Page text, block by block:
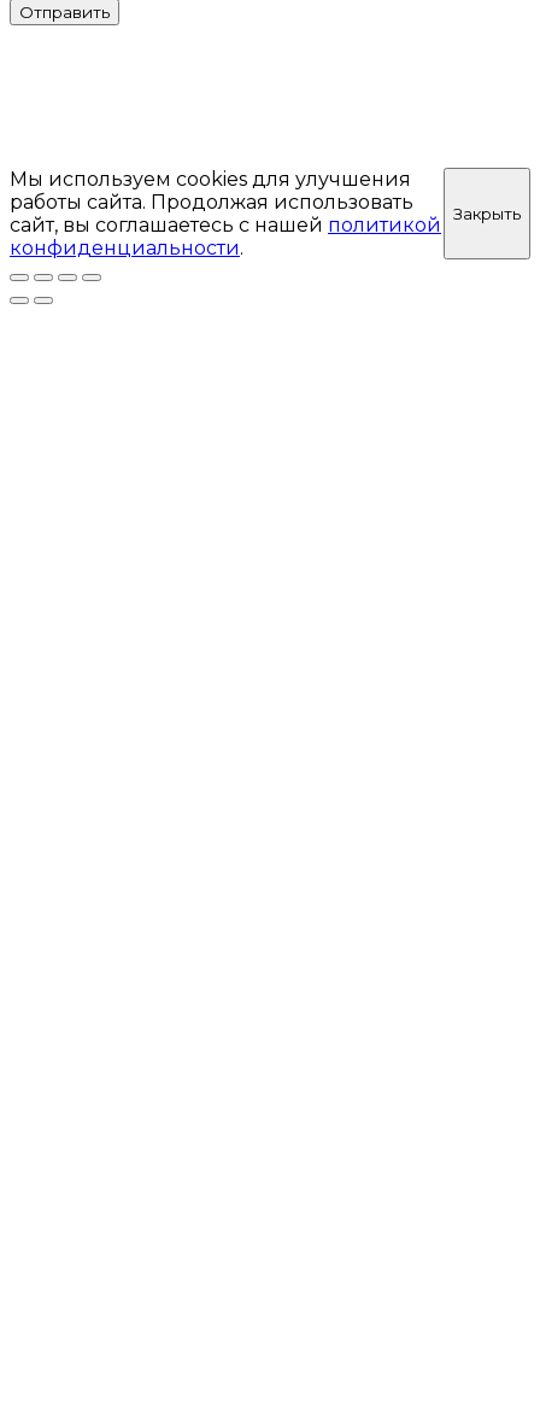
Отправить
Мы используем cookies для улучшения
работы сайта. Продолжая использовать
сайт, вы соглашаетесь с нашей политикой
конфиденциальности.
Закрыть